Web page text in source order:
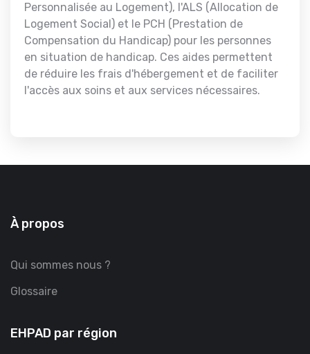
Personnalisée au Logement), l'ALS (Allocation de
Logement Social) et le PCH (Prestation de
Compensation du Handicap) pour les personnes
en situation de handicap. Ces aides permettent
de réduire les frais d'hébergement et de faciliter
l'accès aux soins et aux services nécessaires.
À propos
Qui sommes nous ?
Glossaire
EHPAD par région